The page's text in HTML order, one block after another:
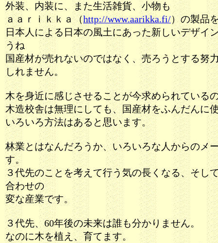
外装、内装に、また生活雑貨、小物も
ａａｒｉｋｋａ（http://www.aarikka.fi/）の製品
日本人による日本の風土にあった新しいデザイ
うね
国産材が売れないのではなく、売ろうとする努
しれません。
木を身近に感じさせることが今求められている
木造校舎は無理にしても、国産材をふんだんに
いろいろ方法はあると思います。
林業とはなんだろうか、いろいろな人からのメ
す。
３代先のことを考えて行う気の長くなる、そし
合わせの
変な産業です。
３代先、60年後の未来は誰も分かりません。
なのに木を植え、育てます。